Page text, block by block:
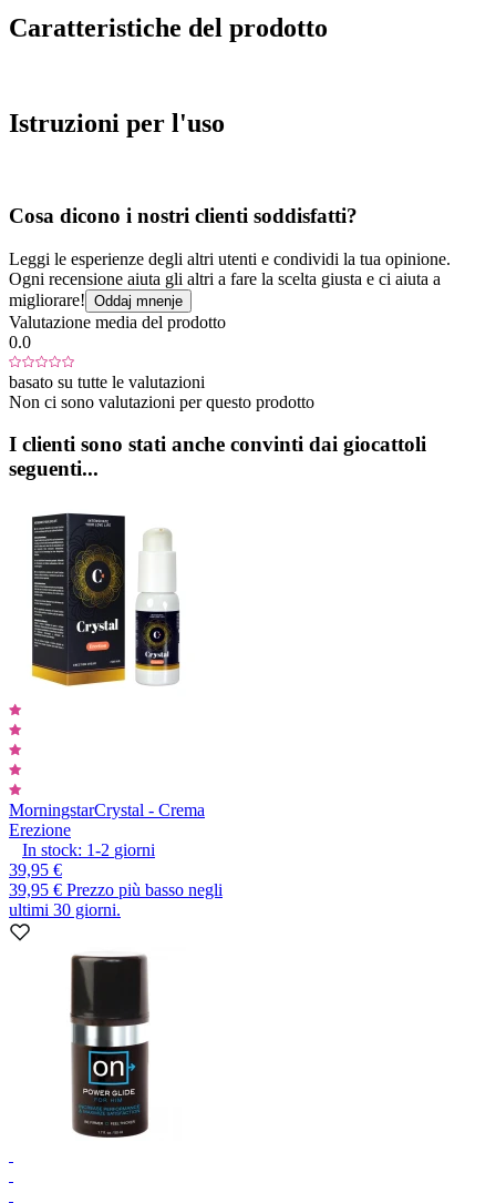
Caratteristiche del prodotto
Istruzioni per l'uso
Cosa dicono i nostri clienti soddisfatti?
Leggi le esperienze degli altri utenti e condividi la tua opinione.
Ogni recensione aiuta gli altri a fare la scelta giusta e ci aiuta a
migliorare! Oddaj mnenje
Valutazione media del prodotto
0.0
basato su tutte le valutazioni
Non ci sono valutazioni per questo prodotto
I clienti sono stati anche convinti dai giocattoli
seguenti...
MorningstarCrystal - Crema
Erezione
In stock: 1-2 giorni
39,95 €
39,95 € Prezzo più basso negli
ultimi 30 giorni.